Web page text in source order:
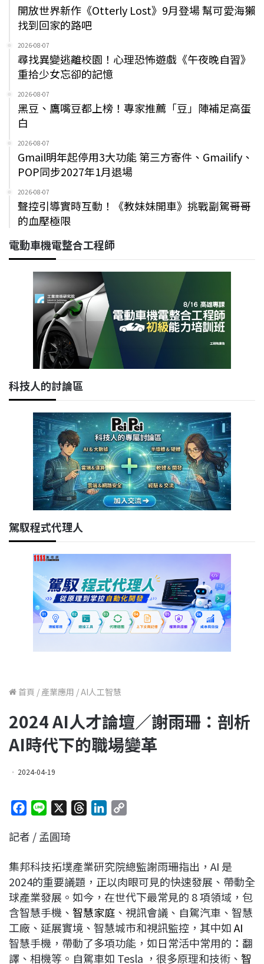
開放世界新作《Otterly Lost》9月登場 幫可愛海獺
找到回家的路吧
2026-08-07
尋找異變逃離校園！心理恐怖遊戲《午夜晚自習》
重拾少女忘卻的記憶
2026-08-07
黑豆、鷹嘴豆都上榜！專家推薦「豆」陣補足高蛋
白
2026-08-07
Gmail明年起停用3大功能 第三方寄件、Gmailify、
POP同步2027年1月退場
2026-08-07
聲控引導實時互動！《教妹妹開車》挑戰副駕哥哥
的血壓極限
電動車機電整合工程師
科技人的討論區
駕馭程式代理人